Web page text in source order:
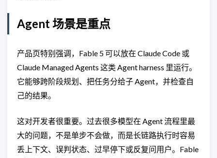
Agent 场景是重点
产品页特别强调，Fable 5 可以放在 Claude Code 或
Claude Managed Agents 这类 Agent harness 里运行。
它能够跨阶段规划、把任务分给子 Agent，并检查自
己的结果。
这对开发者很重要。过去很多模型在 Agent 流程里最
大的问题，不是单步不会做，而是长链路执行时容易
丢上下文、误判状态、过早停下或反复问用户。Fable